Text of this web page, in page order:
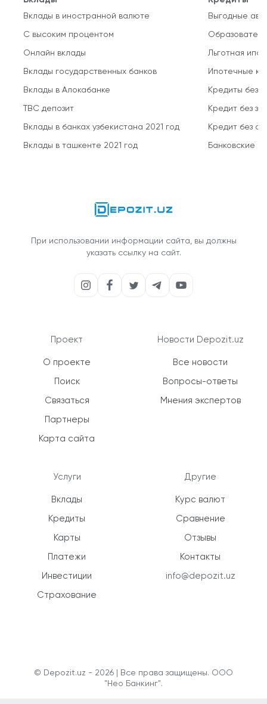
Вклады в иностранной валюте
С высоким процентом
Онлайн вклады
Вклады государственных банков
Вклады в Алокабанке
TBC депозит
Вклады в банках узбекистана 2021 год
Вклады в ташкенте 2021 год
Выгодные
Льготная
Ипотечные
Кредиты без
Кредит без
Кредит без
Банковские
При использовании информации сайта, вы должны
указать ссылку на сайт.
Проект
О проекте
Поиск
Связаться
Партнеры
Карта сайта
Услуги
Вклады
Кредиты
Карты
Платежи
Инвестиции
Страхование
Новости Depozit.uz
Все новости
Вопросы-ответы
Мнения экспертов
Другие
Курс валют
Сравнение
Отзывы
Контакты
info@depozit.uz
© Depozit.uz - 2026 | Все права защищены. ООО
"Нео Банкинг".